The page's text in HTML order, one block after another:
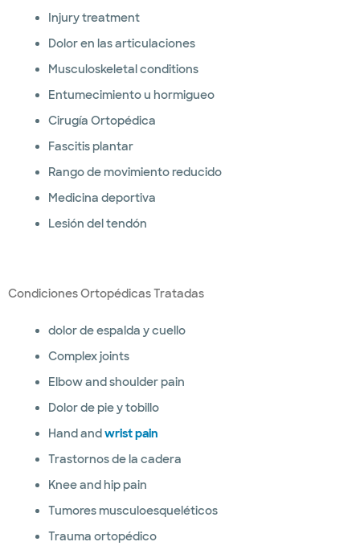
Injury treatment
Dolor en las articulaciones
Musculoskeletal conditions
Entumecimiento u hormigueo
Cirugía Ortopédica
Fascitis plantar
Rango de movimiento reducido
Medicina deportiva
Lesión del tendón
Condiciones Ortopédicas Tratadas
dolor de espalda y cuello
Complex joints
Elbow and shoulder pain
Dolor de pie y tobillo
Hand andwrist pain
Trastornos de la cadera
Knee and hip pain
Tumores musculoesqueléticos
Trauma ortopédico